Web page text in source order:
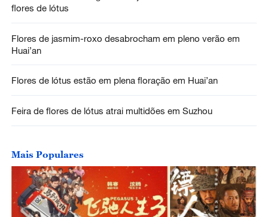
flores de lótus
Flores de jasmim-roxo desabrocham em pleno verão em
Huai’an
Flores de lótus estão em plena floração em Huai’an
Feira de flores de lótus atrai multidões em Suzhou
Mais Populares